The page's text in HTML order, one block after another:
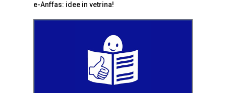
e-Anffas: idee in vetrina!